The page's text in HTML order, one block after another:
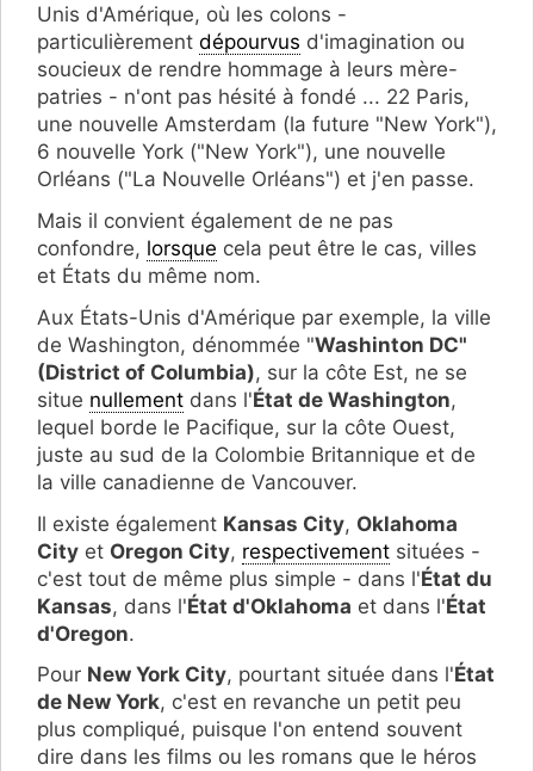
Unis d'Amérique, où les colons -
particulièrement dépourvus d'imagination ou
soucieux de rendre hommage à leurs mère-
patries - n'ont pas hésité à fondé ... 22 Paris,
une nouvelle Amsterdam (la future "New York"),
6 nouvelle York ("New York"), une nouvelle
Orléans ("La Nouvelle Orléans") et j'en passe.
Mais il convient également de ne pas
confondre, lorsque cela peut être le cas, villes
et États du même nom.
Aux États-Unis d'Amérique par exemple, la ville
de Washington, dénommée "Washinton DC"
(District of Columbia), sur la côte Est, ne se
situe nullement dans l'État de Washington,
lequel borde le Pacifique, sur la côte Ouest,
juste au sud de la Colombie Britannique et de
la ville canadienne de Vancouver.
Il existe également Kansas City, Oklahoma
City et Oregon City, respectivement situées -
c'est tout de même plus simple - dans l'État du
Kansas, dans l'État d'Oklahoma et dans l'État
d'Oregon.
Pour New York City, pourtant située dans l'État
de New York, c'est en revanche un petit peu
plus compliqué, puisque l'on entend souvent
dire dans les films ou les romans que le héros